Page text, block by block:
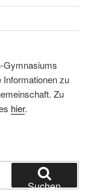
Gymnasiums
Informationen zu
Zu
hier.
Suchen